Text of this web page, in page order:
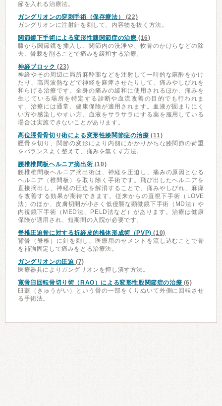
節を入れる治療法。
ガングリオンの穿刺手術（保存療法）
(22)
ガングリオンに注射針を刺して、内容物を抜く方法。
関節鏡下手術による変形性膝関節症の治療 (16)
膝から関節鏡を挿入し、関節内の洗浄や、軟骨のかけらなどの除
去、骨棘を削ることで痛みを緩和する治療。
神経ブロック (23)
神経やその周辺に局所麻酔薬などを注射して一時的な麻酔をかけ
たり、高周波熱などで神経を麻痺させたりして、痛みやしびれを
和らげる治療です。全身の痛みの緩和に使用されるほか、痛みを
生じている場所を特定する診断や血流改善の目的でも行われま
す。治療には通常、健康保険が適用されます。血液が固まりにく
い方や感染しやすい方、血液をサラサラにする薬を服用している
場合は実施できないことがあります。
高位脛骨骨切り術による変形性膝関節症の治療 (11)
脛骨を切り、関節の変形により内側にかかりがちな膝関節の荷重
をバランスよく整えて、痛みを無くす方法。
腰椎椎間板ヘルニア摘出術 (10)
腰椎椎間板ヘルニア摘出術は、神経を圧迫し、痛みの原因となる
ヘルニア（椎間板）を取り除く手術です。飛び出したヘルニアを
直接摘出し、神経の圧迫を解消することで、痛みやしびれ、麻痺
を改善する効果が期待できます。従来からの直視下手術（LOVE
法）のほか、皮膚切開が小さく低侵襲な顕微鏡下手術（MD法）や
内視鏡下手術（MED法、PELD法など）があります。治療は健康
保険が適用され、短期間の入院が必要です。
脊椎圧迫骨に対する折経皮的椎体形成術（PVP) (10)
背骨（脊椎）に針を刺し、医療用のセメントを流し込むことで骨
を補強固定して痛みをとる治療法。
ガングリオンの圧迫 (7)
医療器具によりガングリオンを押し潰す方法。
寛骨臼回転骨切り術（RAO）による変形性股関節症の治療 (6)
臼蓋（きゅうがい）という骨の一部をくりぬいて外側に回転させ
る手術法。